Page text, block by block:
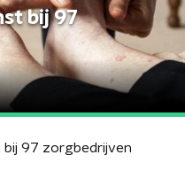
bij 97
bij 97 zorgbedrijven